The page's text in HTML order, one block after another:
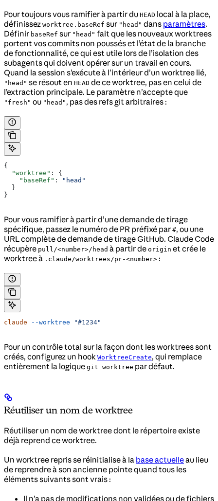
Pour toujours vous ramifier à partir du HEAD local à la place,
définissez worktree.baseRef sur "head" dans paramètres.
Définir baseRef sur "head" fait que les nouveaux worktrees
portent vos commits non poussés et l’état de la branche
de fonctionnalité, ce qui est utile lors de l’isolation des
subagents qui doivent opérer sur un travail en cours.
Quand la session s’exécute à l’intérieur d’un worktree lié,
"head" se résout en HEAD de ce worktree, pas en celui de
l’extraction principale. Le paramètre n’accepte que
"fresh" ou "head" , pas des refs git arbitraires :
{
  "worktree"
: {
    "baseRef"
:
"head"
  }
}
Pour vous ramifier à partir d’une demande de tirage
spécifique, passez le numéro de PR préfixé par #, ou une
URL complète de demande de tirage GitHub. Claude Code
récupère pull/<number>/head à partir de origin et crée le
worktree à .claude/worktrees/pr-<number> :
claude --worktree "#1234"
Pour un contrôle total sur la façon dont les worktrees sont
créés, configurez un hook WorktreeCreate, qui remplace
entièrement la logique git worktree par défaut.
Réutiliser un nom de worktree
Réutiliser un nom de worktree dont le répertoire existe
déjà reprend ce worktree.
Un worktree repris se réinitialise à la base actuelleau lieu
de reprendre à son ancienne pointe quand tous les
éléments suivants sont vrais :
Il n’a pas de modifications non validées ou de fichiers